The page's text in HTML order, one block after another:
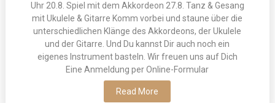
Uhr 20.8. Spiel mit dem Akkordeon 27.8. Tanz & Gesang
mit Ukulele & Gitarre Komm vorbei und staune über die
unterschiedlichen Klänge des Akkordeons, der Ukulele
und der Gitarre. Und Du kannst Dir auch noch ein
eigenes Instrument basteln. Wir freuen uns auf Dich
Eine Anmeldung per Online-Formular
Read More